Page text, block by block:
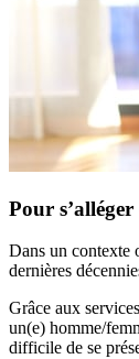
Pour s’alléger
Dans un contexte
dernières
Grâce aux
un(e) homme/
difficile de se